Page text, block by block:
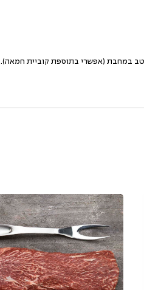
במחבת (אפשרי בתוספת קוביית חמאה).